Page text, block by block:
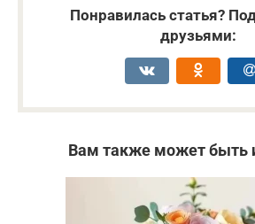
Понравилась статья?
друзьями:
Вам также может быть